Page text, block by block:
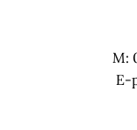
M:
E-